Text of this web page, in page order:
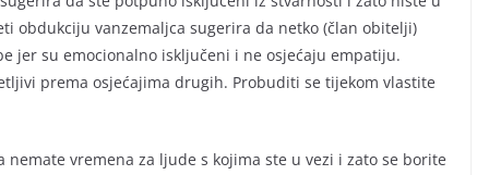
obdukciju vanzemaljca sugerira da netko (član obitelji)
jer su emocionalno isključeni i ne osjećaju empatiju.
prema osjećajima drugih. Probuditi se tijekom vlastite
vremena za ljude s kojima ste u vezi i zato se borite